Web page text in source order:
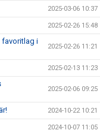
2025-03-06 10:37
2025-02-26 15:48
i
2025-02-26 11:21
2025-02-13 11:23
2025-02-06 09:25
2024-10-22 10:21
2024-10-07 11:05